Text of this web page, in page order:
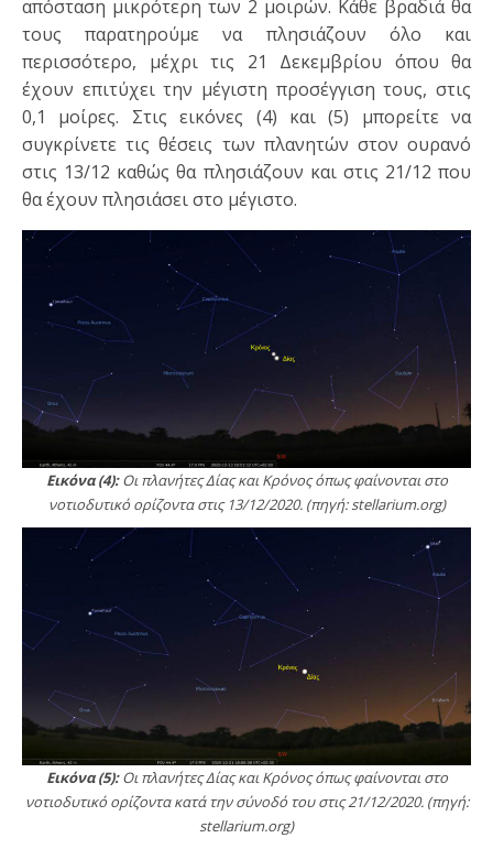
απόσταση μικρότερη των 2 μοιρών. Κάθε βραδιά θα
τους παρατηρούμε να πλησιάζουν όλο και
περισσότερο, μέχρι τις 21 Δεκεμβρίου όπου θα
έχουν επιτύχει την μέγιστη προσέγγιση τους, στις
0,1 μοίρες. Στις εικόνες (4) και (5) μπορείτε να
συγκρίνετε τις θέσεις των πλανητών στον ουρανό
στις 13/12 καθώς θα πλησιάζουν και στις 21/12 που
θα έχουν πλησιάσει στο μέγιστο.
Εικόνα (4):Οι πλανήτες Δίας και Κρόνος όπως φαίνονται στο
νοτιοδυτικό ορίζοντα στις 13/12/2020. (πηγή: stellarium.org)
Εικόνα (5):Οι πλανήτες Δίας και Κρόνος όπως φαίνονται στο
νοτιοδυτικό ορίζοντα κατά την σύνοδό του στις 21/12/2020. (πηγή:
stellarium.org)